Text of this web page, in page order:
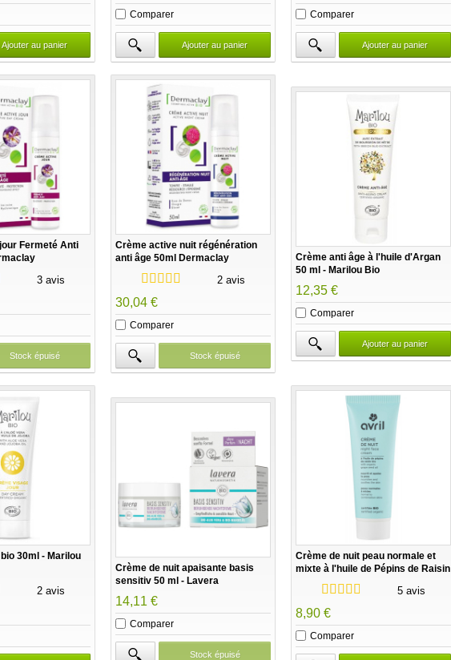
Ajouter au panier
Comparer
Ajouter au panier
Comparer
Ajouter au panier
Fermeté Anti
3 avis
Stock épuisé
Crème active nuit régénération
anti âge 50ml Dermaclay
2 avis
30,04 €
Comparer
Stock épuisé
Crème anti âge à l'huile d'Argan
50 ml - Marilou Bio
12,35 €
Comparer
Ajouter au panier
30ml - Marilou
2 avis
Crème de nuit apaisante basis
sensitiv 50 ml - Lavera
14,11 €
Comparer
Stock épuisé
Crème de nuit peau normale et
mixte à l'huile de Pépins de Raisin
5 avis
8,90 €
Comparer